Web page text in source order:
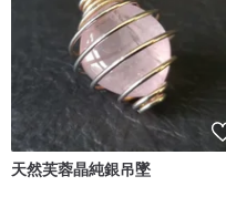
天然芙蓉晶純銀吊墜